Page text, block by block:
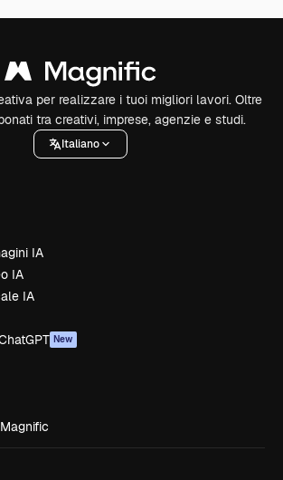
per realizzare i tuoi migliori lavori. Oltre
tra creativi, imprese, agenzie e studi.
Italiano
IA
IA
IA
New